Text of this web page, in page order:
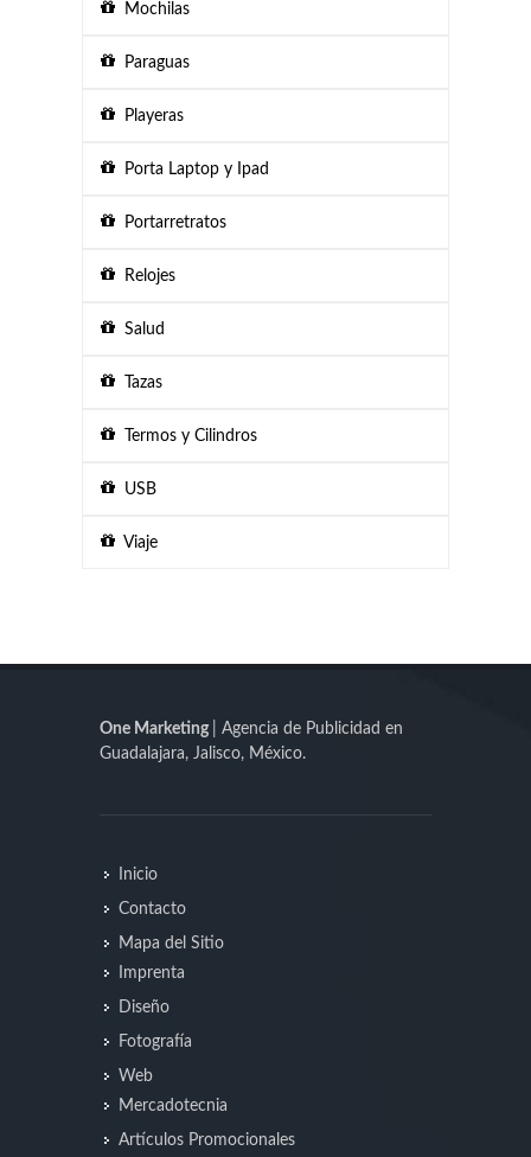
Mochilas
Paraguas
Playeras
Porta Laptop y Ipad
Portarretratos
Relojes
Salud
Tazas
Termos y Cilindros
USB
Viaje
One Marketing
| Agencia de Publicidad en
Guadalajara, Jalisco, México.
Inicio
Contacto
Mapa del Sitio
Imprenta
Diseño
Fotografía
Web
Mercadotecnia
Artículos Promocionales